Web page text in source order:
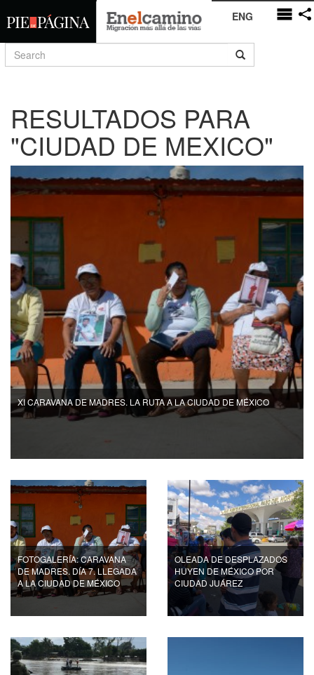
ENG
RESULTADOS PARA
"CIUDAD DE MEXICO"
XI CARAVANA DE MADRES. LA RUTA A LA CIUDAD DE MÉXICO
FOTOGALERÍA: CARAVANA
DE MADRES. DÍA 7. LLEGADA
A LA CIUDAD DE MÉXICO
OLEADA DE DESPLAZADOS
HUYEN DE MÉXICO POR
CIUDAD JUÁREZ